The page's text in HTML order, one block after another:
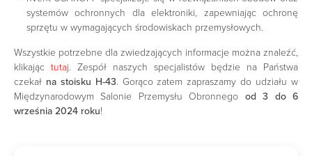
systemów ochronnych dla elektroniki, zapewniając ochronę
sprzętu w wymagających środowiskach przemysłowych.
Wszystkie potrzebne dla zwiedzających informacje można znaleźć,
klikając tutaj. Zespół naszych specjalistów będzie na Państwa
czekał na stoisku H-43. Gorąco zatem zapraszamy do udziału w
Międzynarodowym Salonie Przemysłu Obronnego od 3 do 6
września 2024 roku!